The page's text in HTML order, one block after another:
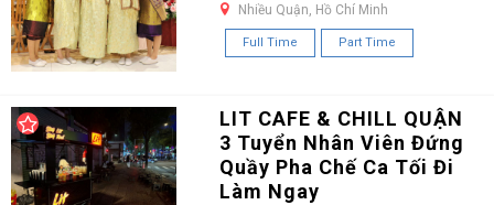
Nhiều Quận, Hồ Chí Minh
Full Time Part Time
LIT CAFE & CHILL QUẬN
3 Tuyển Nhân Viên Đứng
Quầy Pha Chế Ca Tối Đi
Làm Ngay